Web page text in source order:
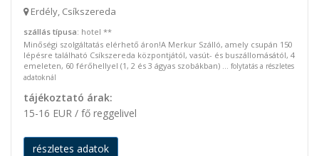
Erdély, Csíkszereda
szállás típusa: hotel **
Minőségi szolgáltatás elérhető áron!A Merkur Szálló, amely csupán 150
lépésre található Csíkszereda központjától, vasút- és buszállomásától, 4
emeleten, 60 férőhellyel (1, 2 és 3 ágyas szobákban) ... folytatás a részletes
adatoknál
tájékoztató árak:
15-16 EUR / fő reggelivel
részletes adatok